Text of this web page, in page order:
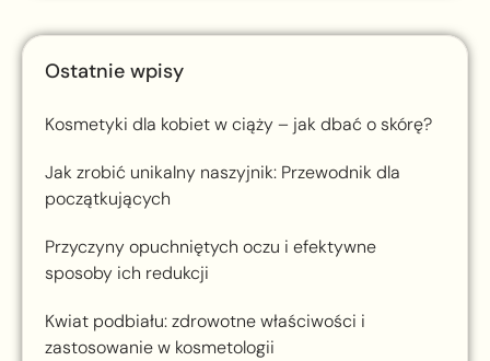
Ostatnie wpisy
Kosmetyki dla kobiet w ciąży – jak dbać o skórę?
Jak zrobić unikalny naszyjnik: Przewodnik dla
początkujących
Przyczyny opuchniętych oczu i efektywne
sposoby ich redukcji
Kwiat podbiału: zdrowotne właściwości i
zastosowanie w kosmetologii